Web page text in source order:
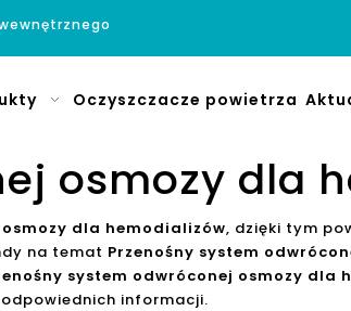
Oczyszczacze powietrza
osmozy dla
dla hemodializów, dzięki tym
na temat Przenośny system
system odwróconej osmozy dla
informacji.